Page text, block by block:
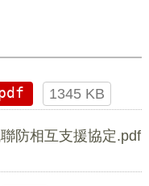
1345 KB
防相互支援協定.pdf